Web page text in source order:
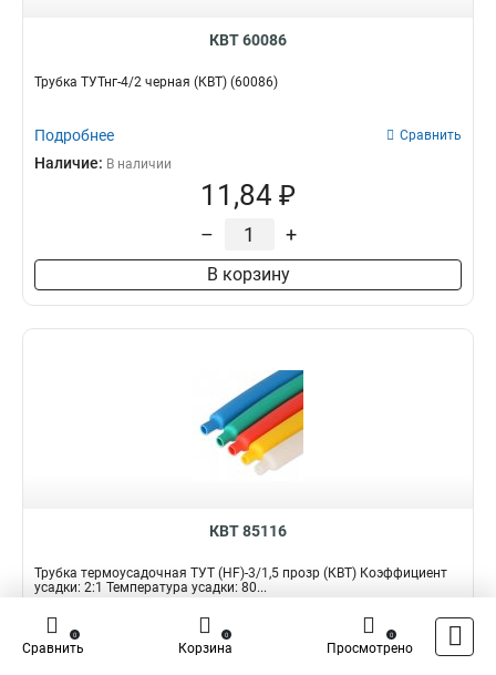
КВТ 60086
Трубка ТУТнг-4/2 черная (КВТ) (60086)
Подробнее Сравнить
Наличие: В наличии
11,84 ₽
– +
В корзину
КВТ 85116
Трубка термоусадочная ТУТ (HF)-3/1,5 прозр (КВТ) Коэффициент
усадки: 2:1 Температура усадки: 80...
Подробнее Сравнить
Наличие:
Сравнить
0
Корзина
0
Просмотрено
0